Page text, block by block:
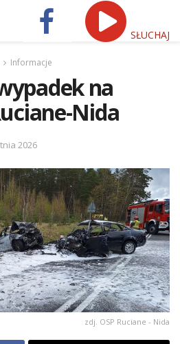
SŁUCHAJ
Informacje
na
Nida
2026
zdj. OSP Ruciane - Nida